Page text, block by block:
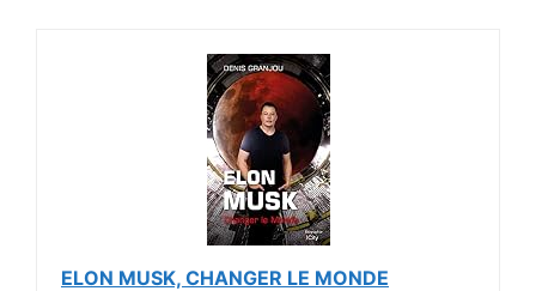
ELON MUSK, CHANGER LE MONDE